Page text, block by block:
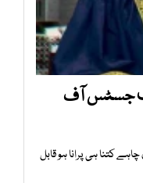
جسٹس آف
کتنا ہی پرانا ہو قابل